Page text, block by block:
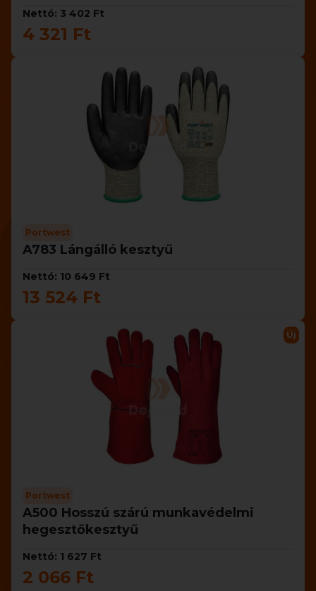
Nettó: 3 402 Ft
4 321 Ft
Portwest
A783 Lángálló kesztyű
Nettó: 10 649 Ft
13 524 Ft
Új
Portwest
A500 Hosszú szárú munkavédelmi
hegesztőkesztyű
Nettó: 1 627 Ft
2 066 Ft